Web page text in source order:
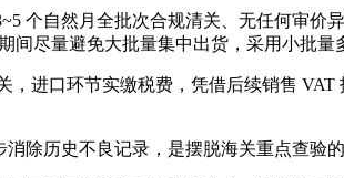
自然月全批次合规清关、无任何审价
尽量避免大批量集中出货，采用小批量
进口环节实缴税费，凭借后续销售
历史不良记录，是摆脱海关重点查验的